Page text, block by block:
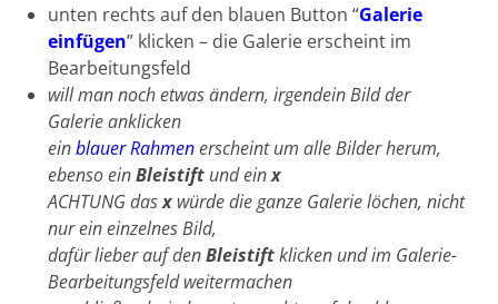
unten rechts auf den blauen Button “Galerie
einfügen” klicken – die Galerie erscheint im
Bearbeitungsfeld
will man noch etwas ändern, irgendein Bild der
Galerie anklicken
einblauer Rahmenerscheint um alle Bilder herum,
ebenso einBleistift und einx
ACHTUNG dasx würde die ganze Galerie löchen, nicht
nur ein einzelnes Bild,
dafür lieber auf denBleistiftklicken und im Galerie-
Bearbeitungsfeld weitermachen